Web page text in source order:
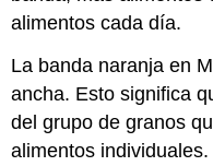
alimentos cada día.
La banda naranja en
ancha. Esto significa
del grupo de granos
alimentos